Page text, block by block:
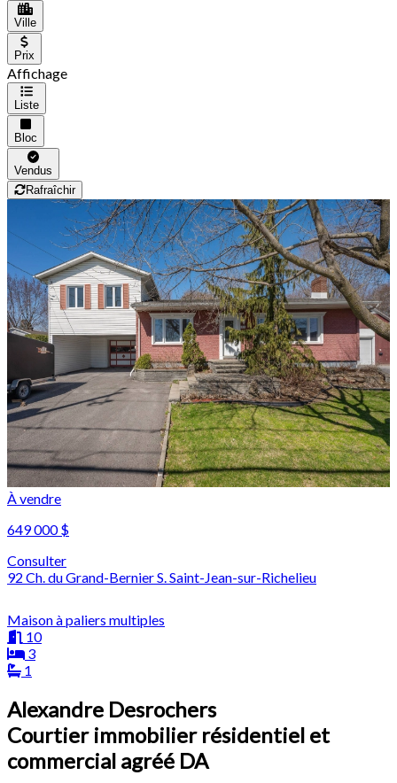
Ville
Prix
Affichage
Liste
Bloc
Vendus
Rafraîchir
À vendre
649 000 $
Consulter
92 Ch. du Grand-Bernier S. Saint-Jean-sur-Richelieu
Maison à paliers multiples
10
3
1
Alexandre Desrochers
Courtier immobilier résidentiel et
commercial agréé DA